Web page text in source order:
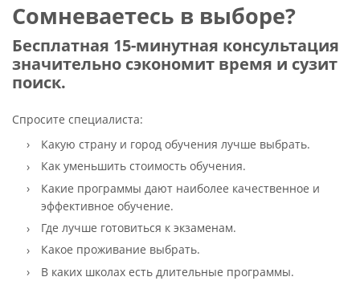
Сомневаетесь в выборе?
Бесплатная 15-минутная консультация
значительно сэкономит время и сузит
поиск.
Спросите специалиста:
Какую страну и город обучения лучше выбрать.
Как уменьшить стоимость обучения.
Какие программы дают наиболее качественное и
эффективное обучение.
Где лучше готовиться к экзаменам.
Какое проживание выбрать.
В каких школах есть длительные программы.